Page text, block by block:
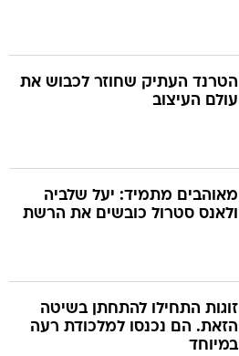
הטרנד העתיק שחוזר לכבוש את
עולם העיצוב
מאוהבים מתמיד: יעל שלביה
ולאנס סטרול כובשים את הרשת
זוגות התחילו להתחתן בשיטה
הזאת. הם נכנסו למלכודת רעה
במיוחד